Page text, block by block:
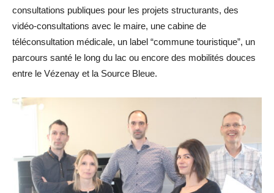
consultations publiques pour les projets structurants, des
vidéo-consultations avec le maire, une cabine de
téléconsultation médicale, un label “commune touristique”, un
parcours santé le long du lac ou encore des mobilités douces
entre le Vézenay et la Source Bleue.